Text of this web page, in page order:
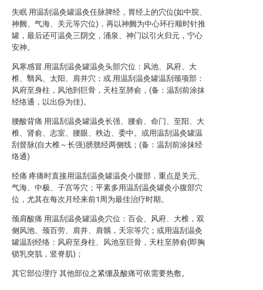
失眠 用温刮温灸罐温灸任脉脾经，胃经上的穴位(如中脘、
神阙、气海、关元等穴位)，再以神阙为中心环行顺时针推
罐，最后还可温灸三阴交，涌泉、神门以引火归元，宁心
安神。
风寒感冒.用温刮温灸罐温灸头部穴位：风池、风府、大
椎、翳风、太阳、肩井穴；或.用温刮温灸罐温刮颈项部：
风府至身柱，风池到巨骨，天柱至肺俞，(备：温刮前涂抹
经络通，以出痧为佳)。
腰酸背痛 用温刮温灸罐温灸长强、腰俞、命门、至阳、大
椎、肾俞、志室、腰眼、秩边、委中。或用温刮温灸罐温
刮督脉(自大椎～长强)膀胱经两侧线；(备：温刮前涂抹经
络通)
经痛 疼痛时直接用温刮温灸罐温灸小腹部，重点是关元、
气海、中极、子宫等穴；平素多用温刮温灸罐灸小腹部穴
位，尤其在每次月经来前1周为最佳治疗时期。
颈肩酸痛 用温刮温灸罐温灸穴位：百会、风府、大椎，双
侧风池、颈百劳、肩井、肩髃，天宗等穴；或用温刮温灸
罐温刮经络：风府至身柱、风池至巨骨，天柱至肺俞(即胸
锁乳突肌，竖脊肌)；
其它部位理疗 其他部位之紧绷及酸痛可依需要热敷。